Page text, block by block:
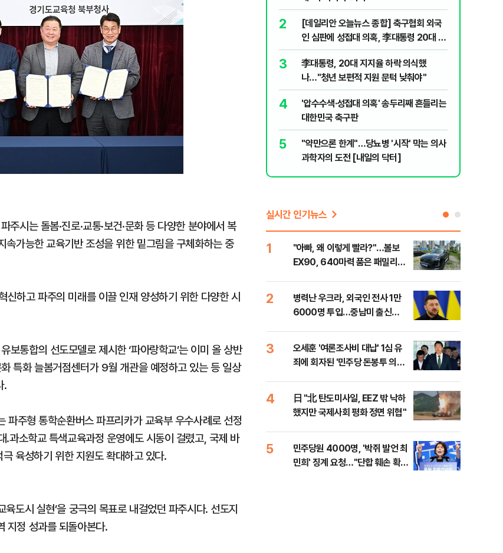
시는 돌봄·진로·교통·보건·문화 등 다양한 분야에서 복
가능한 교육기반 조성을 위한 밑그림을 구체화하는 중
하고 파주의 미래를 이끌 인재 양성하기 위한 다양한 시
통합의 선도모델로 제시한 ‘파아랑학교’는 이미 올 상반
특화 늘봄거점센터가 9월 개관을 예정하고 있는 등 일상
.
파주형 통학순환버스 파프리카가 교육부 우수사례로 선정
과소학교 특색교육과정 운영에도 시동이 걸렸고, 국제 바
육성하기 위한 지원도 확대하고 있다.
도시 실현’을 궁극의 목표로 내걸었던 파주시다. 선도지
지정 성과를 되돌아본다.
2
[데일리안 오늘뉴스 종합] 축구협회 외국
인 심판에 성접대 의혹, 李대통령 20대 지
지율 하락 의식했나, 삼전닉스 올인은 금
물, SK하이닉스 프리마켓 시초가 논란 재
점화, 김민석 "과반 승리 가능성 99%" 등
3
李대통령, 20대 지지율 하락 의식했
나…"청년 보편적 지원 문턱 낮춰야"
4
'압수수색·성접대 의혹' 송두리째 흔들리는
대한민국 축구판
5
"약만으론 한계"…당뇨병 '시작' 막는 의사
과학자의 도전 [내일의 닥터]
실시간 인기뉴스
1
"아빠, 왜 이렇게 빨라?"…볼보
EX90, 640마력 품은 패밀리카
2
병력난 우크라, 외국인 전사 1만
6000명 투입…중남미 출신
3
오세훈 '여론조사비 대납' 1심 유
죄에 회자된 '민주당 돈봉투 의
4
日 "北 탄도미사일, EEZ 밖 낙하
했지만 국제사회 평화 정면 위협"
5
민주당원 4000명, '박쥐 발언 최
민희' 징계 요청…"단합 훼손 확인